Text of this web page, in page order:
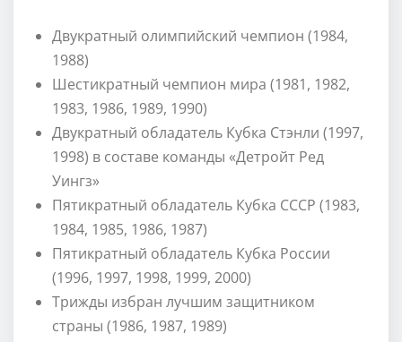
Двукратный олимпийский чемпион (1984,
1988)
Шестикратный чемпион мира (1981, 1982,
1983, 1986, 1989, 1990)
Двукратный обладатель Кубка Стэнли (1997,
1998) в составе команды «Детройт Ред
Уингз»
Пятикратный обладатель Кубка СССР (1983,
1984, 1985, 1986, 1987)
Пятикратный обладатель Кубка России
(1996, 1997, 1998, 1999, 2000)
Трижды избран лучшим защитником
страны (1986, 1987, 1989)